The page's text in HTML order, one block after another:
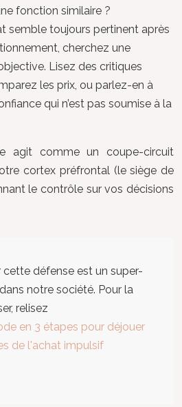
fonction similaire ?
semble toujours pertinent après
cherchez une
Lisez des critiques
les prix, ou parlez-en à
qui n’est pas soumise à la
agit comme un coupe-circuit
cortex préfrontal (le siège de
le contrôle sur vos décisions
cette défense est un super-
notre société. Pour la
relisez
en 3 étapes pour déjouer
de l'achat impulsif